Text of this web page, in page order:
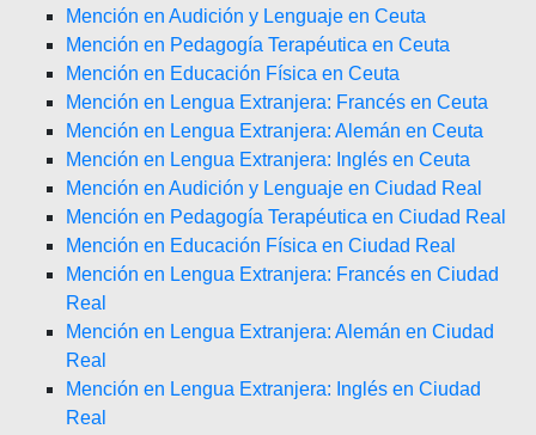
Mención en Audición y Lenguaje en Ceuta
Mención en Pedagogía Terapéutica en Ceuta
Mención en Educación Física en Ceuta
Mención en Lengua Extranjera: Francés en Ceuta
Mención en Lengua Extranjera: Alemán en Ceuta
Mención en Lengua Extranjera: Inglés en Ceuta
Mención en Audición y Lenguaje en Ciudad Real
Mención en Pedagogía Terapéutica en Ciudad Real
Mención en Educación Física en Ciudad Real
Mención en Lengua Extranjera: Francés en Ciudad
Real
Mención en Lengua Extranjera: Alemán en Ciudad
Real
Mención en Lengua Extranjera: Inglés en Ciudad
Real